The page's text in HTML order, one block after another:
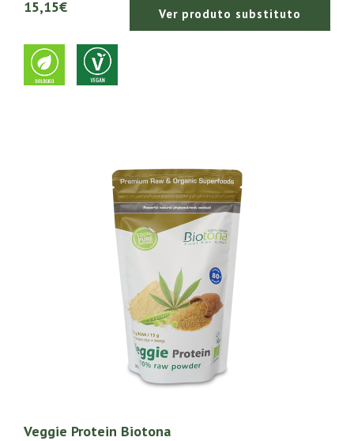
15,15€ Ver produto substituto
Veggie Protein Biotona